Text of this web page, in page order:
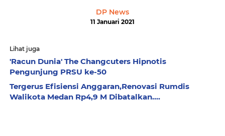
DP News
11 Januari 2021
Lihat juga
'Racun Dunia' The Changcuters Hipnotis
Pengunjung PRSU ke-50 ‎
Tergerus Efisiensi Anggaran,Renovasi Rumdis
Walikota Medan Rp4,9 M Dibatalkan....